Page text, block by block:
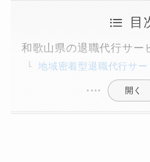
目
和歌山県の退職代行サー
地域密着型退職代行サー
開く